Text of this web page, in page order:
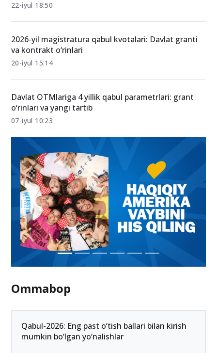
grant asosida kirish mumkin?
22-iyul 18:50
va kontrakt o‘rinlari
20-iyul 15:14
07-iyul 10:23
Ommabop